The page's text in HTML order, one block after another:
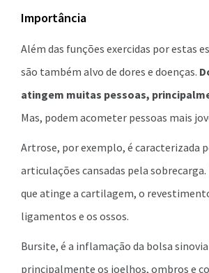
Importância
Além das funções exercidas por estas
são também alvo de dores e doenças.
atingem muitas pessoas,
Mas, podem acometer pessoas mais
Artrose, por exemplo, é caracterizada
articulações cansadas pela sobrecarga.
que atinge a cartilagem, o
ligamentos e os ossos.
Bursite, é a inflamação da bolsa
principalmente os joelhos, ombros e